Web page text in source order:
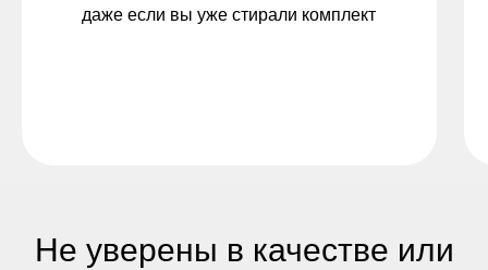
даже если вы уже стирали комплект
Не уверены в качестве или